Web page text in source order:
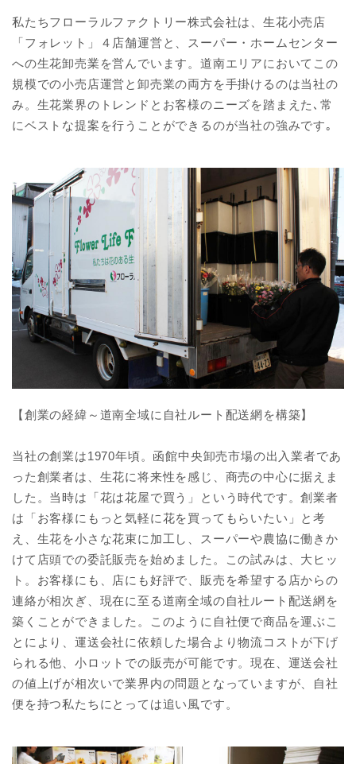
私たちフローラルファクトリー株式会社は、生花小売店
「フォレット」４店舗運営と、スーパー・ホームセンター
への生花卸売業を営んでいます。道南エリアにおいてこの
規模での小売店運営と卸売業の両方を手掛けるのは当社の
み。生花業界のトレンドとお客様のニーズを踏まえた､常
にベストな提案を行うことができるのが当社の強みです｡
【創業の経緯～道南全域に自社ルート配送網を構築】
当社の創業は1970年頃。函館中央卸売市場の出入業者であ
った創業者は、生花に将来性を感じ、商売の中心に据えま
した。当時は「花は花屋で買う」という時代です。創業者
は「お客様にもっと気軽に花を買ってもらいたい」と考
え、生花を小さな花束に加工し、スーパーや農協に働きか
けて店頭での委託販売を始めました。この試みは、大ヒッ
ト。お客様にも、店にも好評で、販売を希望する店からの
連絡が相次ぎ、現在に至る道南全域の自社ルート配送網を
築くことができました。このように自社便で商品を運ぶこ
とにより、運送会社に依頼した場合より物流コストが下げ
られる他、小ロットでの販売が可能です。現在、運送会社
の値上げが相次いで業界内の問題となっていますが、自社
便を持つ私たちにとっては追い風です。